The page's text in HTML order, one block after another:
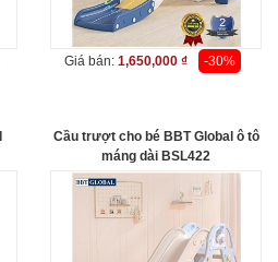
Giá bán: 1,650,000 ₫ -30%
Cầu trượt cho bé BBT Global ô tô
máng dài BSL422